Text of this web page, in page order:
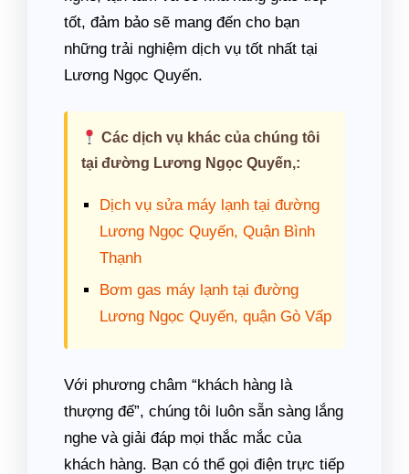
tốt, đảm bảo sẽ mang đến cho bạn
những trải nghiệm dịch vụ tốt nhất tại
Lương Ngọc Quyến.
Các dịch vụ khác của chúng tôi
tại đường Lương Ngọc Quyến,:
Dịch vụ sửa máy lạnh tại đường
Lương Ngọc Quyến, Quận Bình
Thạnh
Bơm gas máy lạnh tại đường
Lương Ngọc Quyến, quận Gò Vấp
Với phương châm “khách hàng là
thượng đế”, chúng tôi luôn sẵn sàng lắng
nghe và giải đáp mọi thắc mắc của
khách hàng. Bạn có thể gọi điện trực tiếp